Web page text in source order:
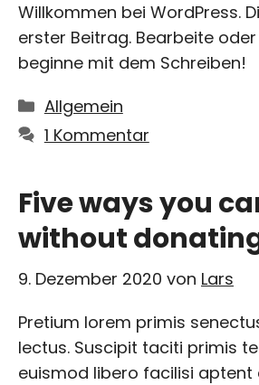
Willkommen bei WordPress.
erster Beitrag. Bearbeite
beginne mit dem Schreiben!
Kategorien
Allgemein
1 Kommentar
Five ways you
without
9. Dezember 2020 von Lars
Pretium lorem primis
lectus. Suscipit taciti primis
euismod libero facilisi aptent